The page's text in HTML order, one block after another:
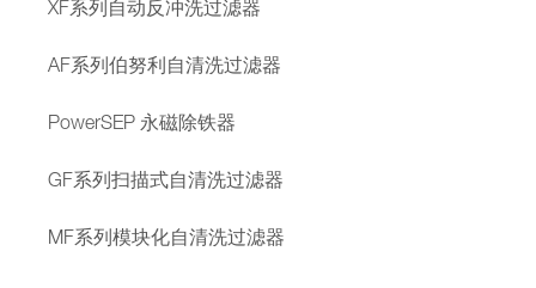
XF系列自动反冲洗过滤器
AF系列伯努利自清洗过滤器
PowerSEP 永磁除铁器
GF系列扫描式自清洗过滤器
MF系列模块化自清洗过滤器